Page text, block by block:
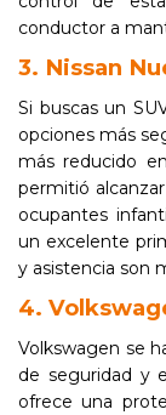
conductor a
3. Nissan
Si buscas un
opciones más
más reducido
permitió
ocupantes
un excelente
y asistencia son
4.
Volkswagen se
de seguridad y
ofrece una